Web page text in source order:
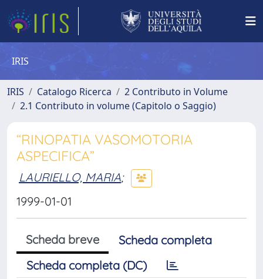
IRIS
IRIS Catalogo Ricerca
2 Contributo in Volume
2.1 Contributo in volume (Capitolo o Saggio)
“RINOPATIA VASOMOTORIA
ASPECIFICA”
LAURIELLO, MARIA;
1999-01-01
Scheda breve
Scheda completa
Scheda completa (DC)